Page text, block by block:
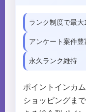
ランク制度で最大
アンケート案件豊
永久ランク維持
ポイントインカ
ショッピングま